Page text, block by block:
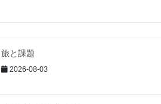
旅と課題
2026-08-03